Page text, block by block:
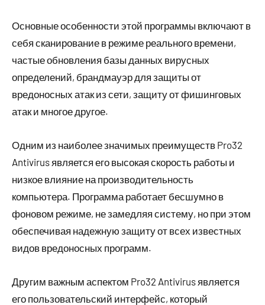
Основные особенности этой программы включают в
себя сканирование в режиме реального времени,
частые обновления базы данных вирусных
определений, брандмауэр для защиты от
вредоносных атак из сети, защиту от фишинговых
атак и многое другое.
Одним из наиболее значимых преимуществ Pro32
Antivirus является его высокая скорость работы и
низкое влияние на производительность
компьютера. Программа работает бесшумно в
фоновом режиме, не замедляя систему, но при этом
обеспечивая надежную защиту от всех известных
видов вредоносных программ.
Другим важным аспектом Pro32 Antivirus является
его пользовательский интерфейс, который